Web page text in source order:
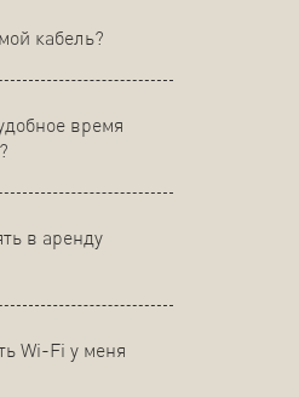
кабель?
время
в аренду
Wi-Fi у меня